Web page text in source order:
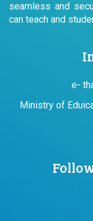
seamless and
can teach and
e-
Ministry of